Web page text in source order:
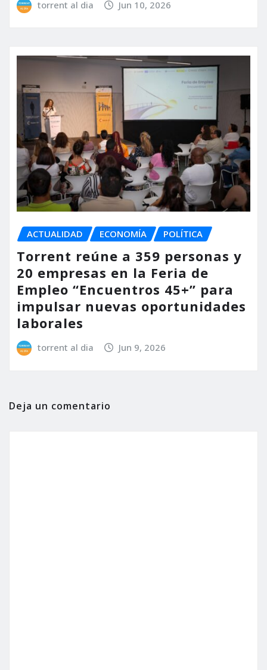
torrent al dia Jun 10, 2026
ACTUALIDAD ECONOMÍA POLÍTICA
Torrent reúne a 359 personas y
20 empresas en la Feria de
Empleo “Encuentros 45+” para
impulsar nuevas oportunidades
laborales
torrent al dia Jun 9, 2026
Deja un comentario